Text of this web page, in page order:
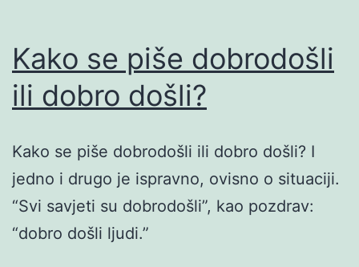
Kako se piše dobrodošli
ili dobro došli?
Kako se piše dobrodošli ili dobro došli? I
jedno i drugo je ispravno, ovisno o situaciji.
“Svi savjeti su dobrodošli”, kao pozdrav:
“dobro došli ljudi.”